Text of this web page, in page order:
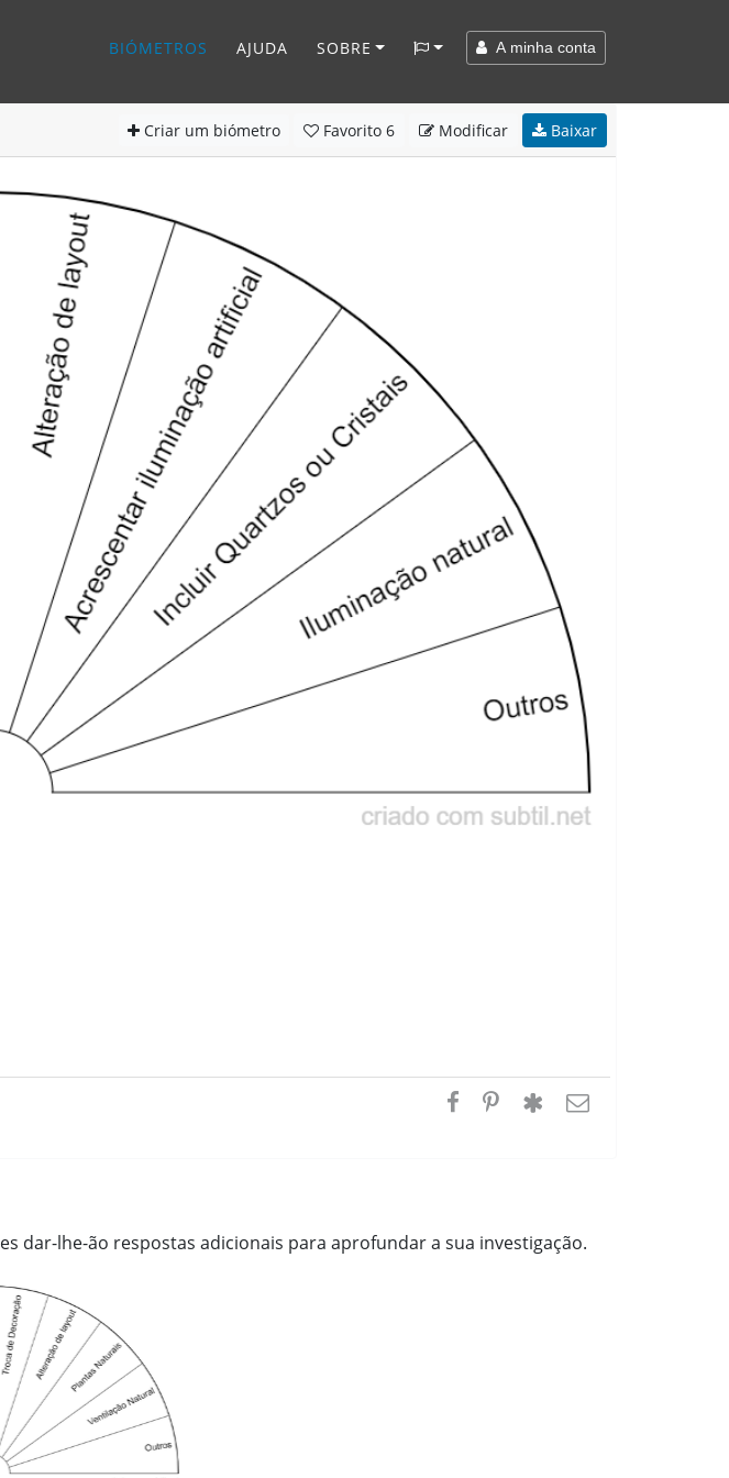
BIÓMETROS AJUDA SOBRE A minha conta
Criar um biómetro Favorito 6 Modificar Baixar
dar-lhe-ão respostas adicionais para aprofundar a sua investigação.